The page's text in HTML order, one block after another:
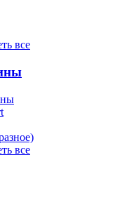
все
все